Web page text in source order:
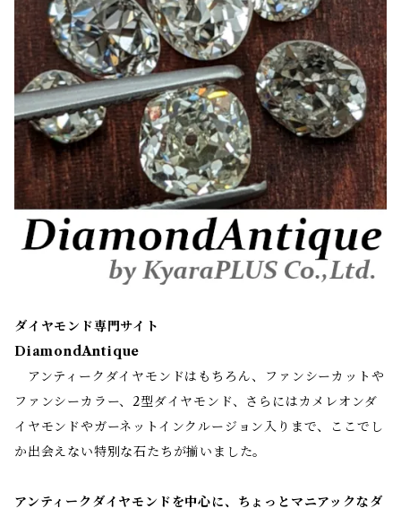
ダイヤモンド専門サイト
DiamondAntique
アンティークダイヤモンドはもちろん、ファンシーカットや
ファンシーカラー、2型ダイヤモンド、さらにはカメレオンダ
イヤモンドやガーネットインクルージョン入りまで、ここでし
か出会えない特別な石たちが揃いました。
アンティークダイヤモンドを中心に、ちょっとマニアックなダ